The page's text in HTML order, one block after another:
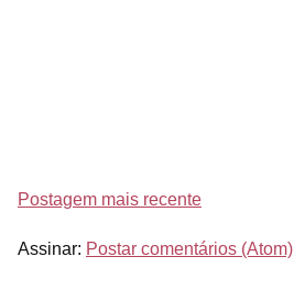
Postagem mais recente
Assinar: Postar comentários (Atom)